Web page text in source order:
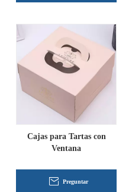
Cajas para Tartas con
Ventana
Preguntar